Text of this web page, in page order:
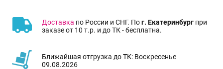
Доставка по России и СНГ. Пог. Екатеринбург при
заказе от 10 т.р. и до ТК - бесплатна.
Ближайшая отгрузка до ТК: Воскресенье
09.08.2026